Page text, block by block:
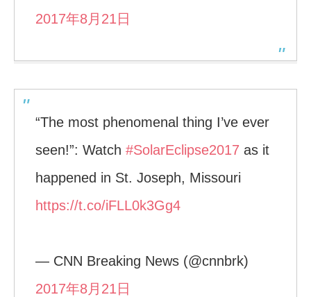
2017年8月21日
“The most phenomenal thing I’ve ever
seen!”: Watch #SolarEclipse2017 as it
happened in St. Joseph, Missouri
https://t.co/iFLL0k3Gg4
— CNN Breaking News (@cnnbrk)
2017年8月21日